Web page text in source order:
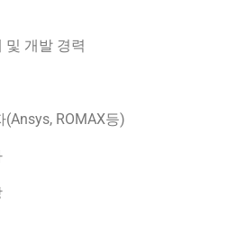
및 개발 경력
(Ansys, ROMAX등)